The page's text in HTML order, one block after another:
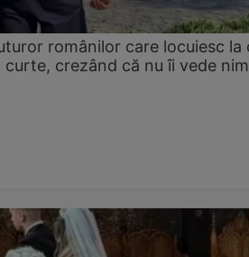
românilor care locuiesc la
crezând că nu îi vede